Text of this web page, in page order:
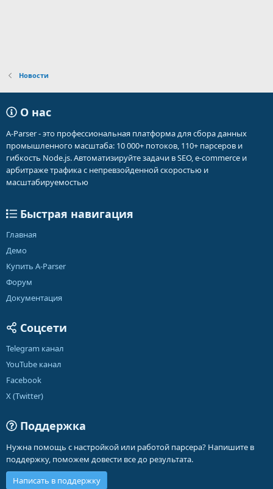
Новости
О нас
A-Parser - это профессиональная платформа для сбора данных
промышленного масштаба: 10 000+ потоков, 110+ парсеров и
гибкость Node.js. Автоматизируйте задачи в SEO, e-commerce и
арбитраже трафика с непревзойденной скоростью и
масштабируемостью
Быстрая навигация
Главная
Демо
Купить A-Parser
Форум
Документация
Соцсети
Telegram канал
YouTube канал
Facebook
X (Twitter)
Поддержка
Нужна помощь с настройкой или работой парсера? Напишите в
поддержку, поможем довести все до результата.
Написать в поддержку